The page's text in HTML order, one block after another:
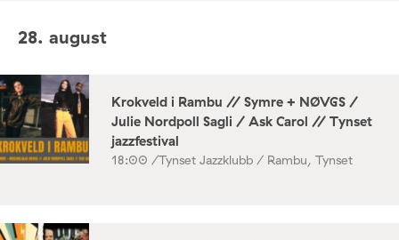
28. august
Krokveld i Rambu // Symre + NØVGS /
Julie Nordpoll Sagli / Ask Carol // Tynset
jazzfestival
18:00 /Tynset Jazzklubb / Rambu, Tynset